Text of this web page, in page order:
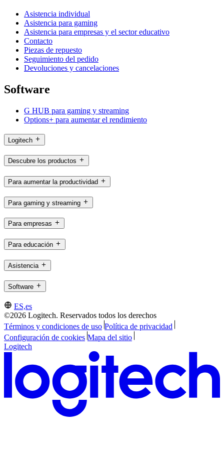
Asistencia individual
Asistencia para gaming
Asistencia para empresas y el sector educativo
Contacto
Piezas de repuesto
Seguimiento del pedido
Devoluciones y cancelaciones
Software
G HUB para gaming y streaming
Options+ para aumentar el rendimiento
Logitech
Descubre los productos
Para aumentar la productividad
Para gaming y streaming
Para empresas
Para educación
Asistencia
Software
ES,es
©2026 Logitech. Reservados todos los derechos
Términos y condiciones de uso Política de privacidad
Configuración de cookies Mapa del sitio
Logitech